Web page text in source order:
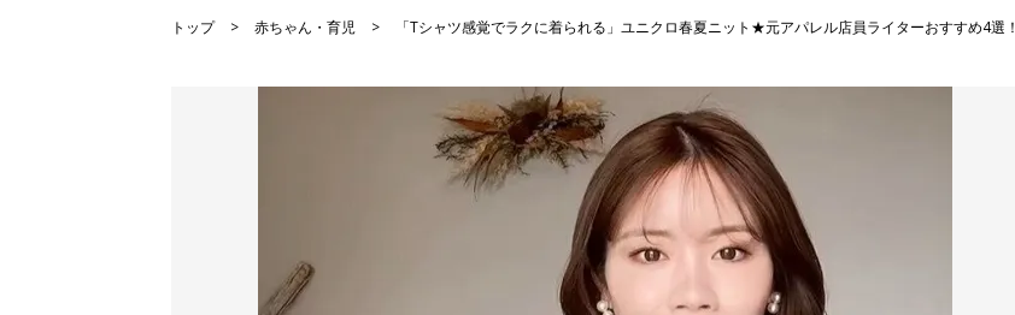
トップ 赤ちゃん・育児 「Tシャツ感覚でラクに着られる」ユニクロ春夏ニット★元アパレル店員ライターおすすめ4選！